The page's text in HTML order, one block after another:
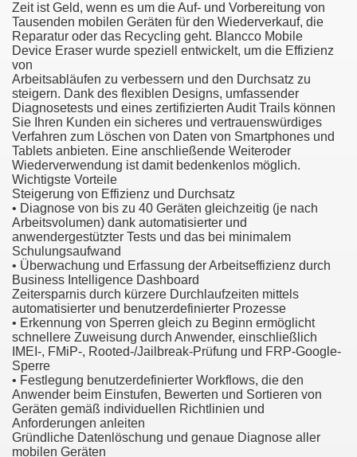
Zeit ist Geld, wenn es um die Auf- und Vorbereitung von
Tausenden mobilen Geräten für den Wiederverkauf, die
Reparatur oder das Recycling geht. Blancco Mobile
Device Eraser wurde speziell entwickelt, um die Effizienz
von
Arbeitsabläufen zu verbessern und den Durchsatz zu
steigern. Dank des flexiblen Designs, umfassender
Diagnosetests und eines zertifizierten Audit Trails können
Sie Ihren Kunden ein sicheres und vertrauenswürdiges
Verfahren zum Löschen von Daten von Smartphones und
Tablets anbieten. Eine anschließende Weiteroder
Wiederverwendung ist damit bedenkenlos möglich.
Wichtigste Vorteile
Steigerung von Effizienz und Durchsatz
• Diagnose von bis zu 40 Geräten gleichzeitig (je nach
Arbeitsvolumen) dank automatisierter und
anwendergestützter Tests und das bei minimalem
Schulungsaufwand
• Überwachung und Erfassung der Arbeitseffizienz durch
Business Intelligence Dashboard
Zeitersparnis durch kürzere Durchlaufzeiten mittels
automatisierter und benutzerdefinierter Prozesse
• Erkennung von Sperren gleich zu Beginn ermöglicht
schnellere Zuweisung durch Anwender, einschließlich
IMEI-, FMiP-, Rooted-/Jailbreak-Prüfung und FRP-Google-
Sperre
• Festlegung benutzerdefinierter Workflows, die den
Anwender beim Einstufen, Bewerten und Sortieren von
Geräten gemäß individuellen Richtlinien und
Anforderungen anleiten
Gründliche Datenlöschung und genaue Diagnose aller
mobilen Geräten
About! 2549